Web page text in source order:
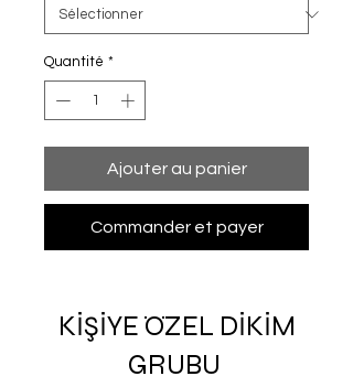
Quantité *
Ajouter au panier
Commander et payer
KİŞİYE ÖZEL DİKİM
GRUBU